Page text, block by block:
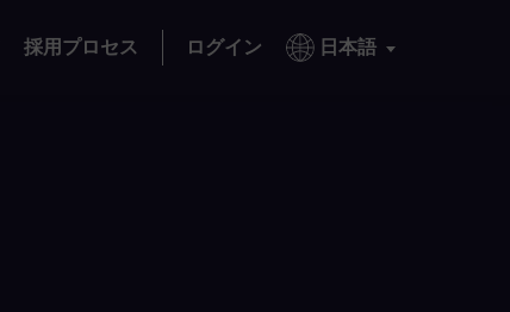
採用プロセス ログイン 日本語